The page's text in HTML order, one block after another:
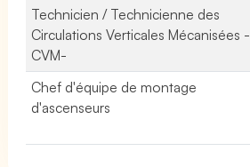
Technicien / Technicienne des
Circulations Verticales Mécanisées -
CVM-
Chef d'équipe de montage
d'ascenseurs